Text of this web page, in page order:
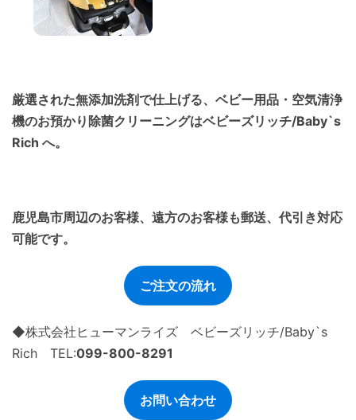
厳選された無添加洗剤で仕上げる、ベビー用品・空気清浄
機のお預かり除菌クリーニングはベビーズリッチ/Baby`s
Rich へ。
鹿児島市周辺のお客様、遠方のお客様も郵送、代引き対応
可能です。
ご注文の流れ
◆株式会社ヒューマンライズ ベビーズリッチ/Baby`s
Rich TEL:099-800-8291
お問い合わせ